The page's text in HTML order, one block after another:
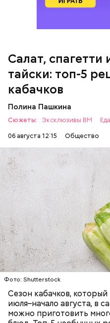
Салат,
тайски: топ-5
кабачков
Полина Пашкина
Сюжеты: Эксклюзивы ВМ
Еда
06 августа 12:15
Общество
Фото: Shutterstock
Сезон кабачков,
июля–начало августа, в
можно приготовить
Ингредиенты:
ЕДА ОВОЩИ